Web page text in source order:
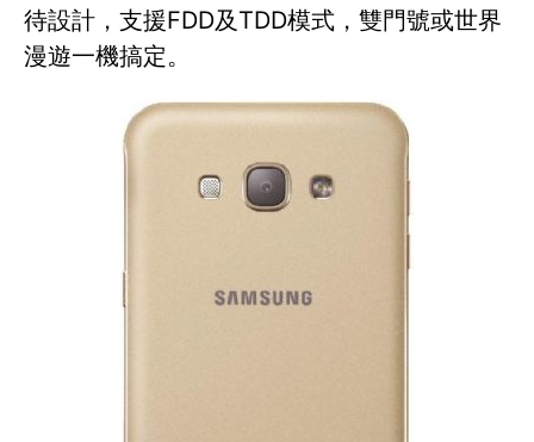
待設計，支援FDD及TDD模式，雙門號或世界
漫遊一機搞定。